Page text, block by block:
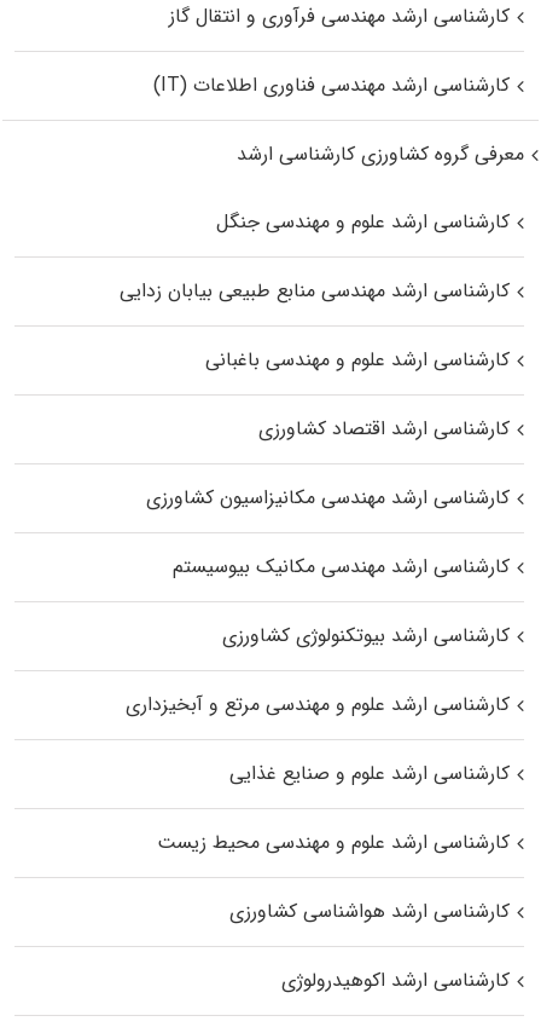
کارشناسی ارشد مهندسی فرآوری و انتقال گاز
کارشناسی ارشد مهندسی فناوری اطلاعات (IT)
معرفی گروه کشاورزی کارشناسی ارشد
کارشناسی ارشد علوم و مهندسی جنگل
کارشناسی ارشد مهندسی منابع طبیعی بیابان زدایی
کارشناسی ارشد علوم و مهندسی باغبانی
کارشناسی ارشد اقتصاد کشاورزی
کارشناسی ارشد مهندسی مکانیزاسیون کشاورزی
کارشناسی ارشد مهندسی مکانیک بیوسیستم
کارشناسی ارشد بیوتکنولوژی کشاورزی
کارشناسی ارشد علوم و مهندسی مرتع و آبخیزداری
کارشناسی ارشد علوم و صنایع غذایی
کارشناسی ارشد علوم و مهندسی محیط زیست
کارشناسی ارشد هواشناسی کشاورزی
کارشناسی ارشد اکوهیدرولوژی